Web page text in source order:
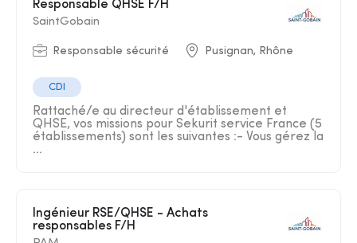
Responsable QHSE F/H
SaintGobain
Responsable sécurité Pusignan, Rhône
CDI
Rattaché/e au directeur d'établissement et
QHSE, vos missions pour Sekurit service France (5
établissements) sont les suivantes :- Vous gérez la
...
responsables F/H